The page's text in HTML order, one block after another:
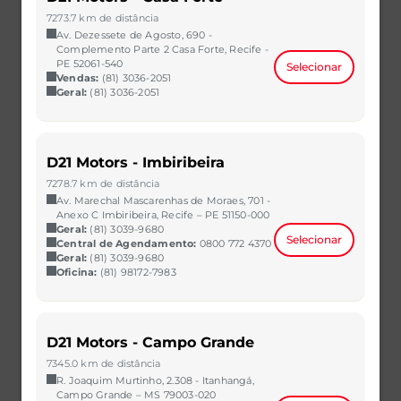
R$ 60.990,00
CAOA Chery | D21 - São Bernardo do Campo
R$ 61.990,00
7273.7 km de distância
Av. Dezessete de Agosto, 690 -
Complemento Parte 2 Casa Forte, Recife -
PE 52061-540
Vendas: (81) 3036-2051
Geral: (81) 3036-2051
Selecionar
D21 Motors - Imbiribeira
7278.7 km de distância
Av. Marechal Mascarenhas de Moraes, 701 -
Anexo C Imbiribeira, Recife – PE 51150-000
Geral: (81) 3039-9680
Central de Agendamento: 0800 772 4370
Geral: (81) 3039-9680
Oficina: (81) 98172-7983
Selecionar
D21 Motors - Campo Grande
7345.0 km de distância
R. Joaquim Murtinho, 2.308 - Itanhangá,
Campo Grande – MS 79003-020